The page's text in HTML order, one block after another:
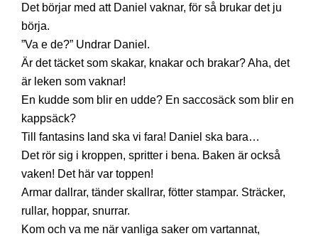
Det börjar med att Daniel vaknar, för så brukar det ju
börja.
”Va e de?” Undrar Daniel.
Är det täcket som skakar, knakar och brakar? Aha, det
är leken som vaknar!
En kudde som blir en udde? En saccosäck som blir en
kappsäck?
Till fantasins land ska vi fara! Daniel ska bara…
Det rör sig i kroppen, spritter i bena. Baken är också
vaken! Det här var toppen!
Armar dallrar, tänder skallrar, fötter stampar. Sträcker,
rullar, hoppar, snurrar.
Kom och va me när vanliga saker om vartannat,